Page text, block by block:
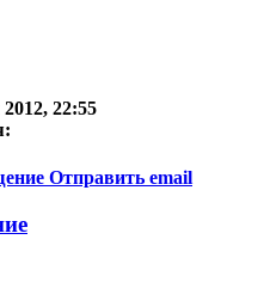
2012, 22:55
Отправить email